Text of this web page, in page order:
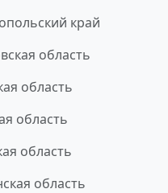
край
область
область
область
область
область